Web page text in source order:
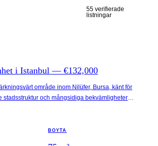
55 verifierade
listningar
i Istanbul — €132,000
område inom Nilüfer, Bursa, känt för
stadsstruktur och mångsidiga bekvämligheter.
yrkesverksamma. Viktiga landmärken
BOYTA